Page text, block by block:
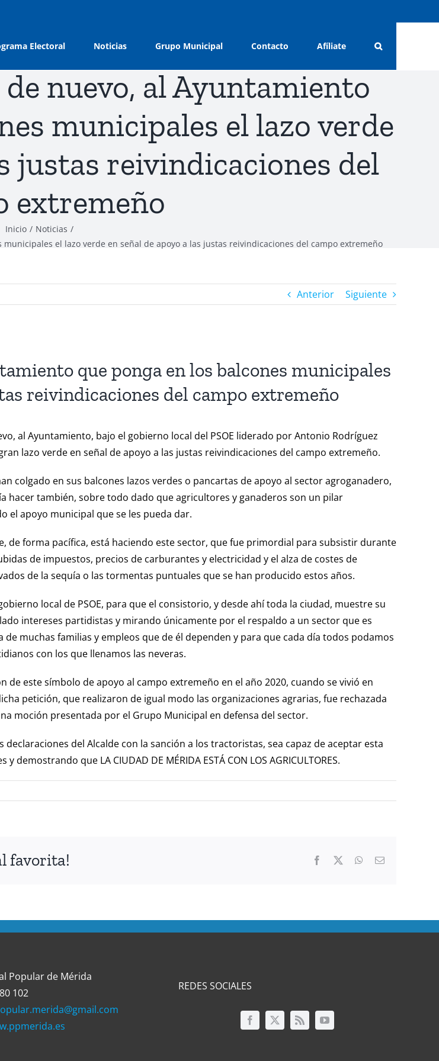
Electoral Noticias Grupo Municipal Contacto Afíliate
nuevo, al Ayuntamiento
municipales el lazo verde
justas reivindicaciones del
extremeño
Inicio
Noticias
el lazo verde en señal de apoyo a las justas reivindicaciones del campo extremeño
Anterior Siguiente
que ponga en los balcones municipales
reivindicaciones del campo extremeño
al Ayuntamiento, bajo el gobierno local del PSOE liderado por Antonio Rodríguez
lazo verde en señal de apoyo a las justas reivindicaciones del campo extremeño.
colgado en sus balcones lazos verdes o pancartas de apoyo al sector agroganadero,
también, sobre todo dado que agricultores y ganaderos son un pilar
el apoyo municipal que se les pueda dar.
de forma pacífica, está haciendo este sector, que fue primordial para subsistir durante
de impuestos, precios de carburantes y electricidad y el alza de costes de
de la sequía o las tormentas puntuales que se han producido estos años.
local de PSOE, para que el consistorio, y desde ahí toda la ciudad, muestre su
intereses partidistas y mirando únicamente por el respaldo a un sector que es
muchas familias y empleos que de él dependen y para que cada día todos podamos
con los que llenamos las neveras.
este símbolo de apoyo al campo extremeño en el año 2020, cuando se vivió en
petición, que realizaron de igual modo las organizaciones agrarias, fue rechazada
moción presentada por el Grupo Municipal en defensa del sector.
del Alcalde con la sanción a los tractoristas, sea capaz de aceptar esta
que LA CIUDAD DE MÉRIDA ESTÁ CON LOS AGRICULTORES.
favorita! Facebook
Twitter WhatsApp
Correo
Popular de Mérida
102
REDES SOCIALES